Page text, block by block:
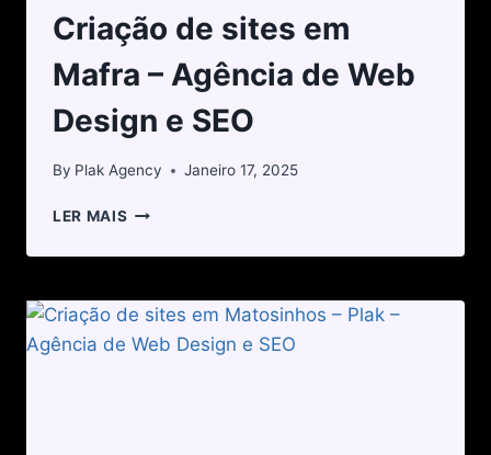
Criação de sites em
Mafra – Agência de Web
Design e SEO
By Plak Agency Janeiro 17, 2025
LER MAIS